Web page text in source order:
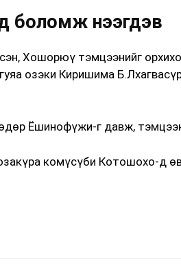
боломж нээгдэв
Хошорюү тэмцээнийг
озэки Киришима
Ёшинофүжи-г давж,
комүсүби Котошохо-д